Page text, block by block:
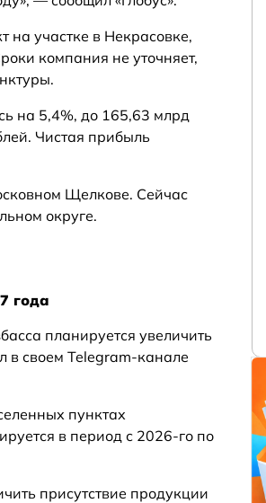
на участке в Некрасовке,
компания не уточняет,
на 5,4%, до 165,63 млрд
Чистая прибыль
Щелкове. Сейчас
округе.
года
планируется увеличить
в своем Telegram-канале
пунктах
в период с 2026-го по
присутствие продукции